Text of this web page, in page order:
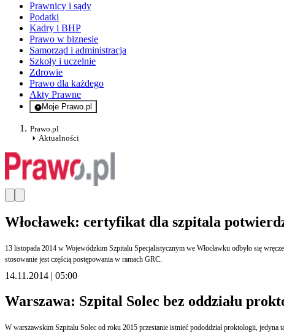
Prawnicy i sądy
Podatki
Kadry i BHP
Prawo w biznesie
Samorząd i administracja
Szkoły i uczelnie
Zdrowie
Prawo dla każdego
Akty Prawne
Moje Prawo.pl
- rejestracja i logowanie do serwisu
Prawo.pl
Aktualności
Włocławek: certyfikat dla szpitala
13 listopada 2014 w Wojewódzkim Szpitalu Specjalistycznym we Włocławku odbyło się wręczenie certyfikatu ISO 9001 dla placówki. Wdrożenie normy polegało na opracowaniu i zastosowaniu procedur, które uregulowały poszczególne obszary działalności szpitala. Ich
stosowanie jest częścią postępowania w ramach GRC.
14.11.2014 | 05:00
Warszawa: Szpital Solec bez oddziału